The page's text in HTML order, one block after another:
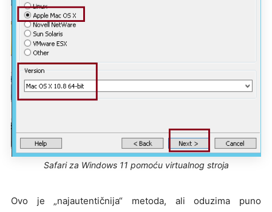
Safari za Windows 11 pomoću virtualnog stroja
Ovo je „najautentičnija“ metoda, ali oduzima puno